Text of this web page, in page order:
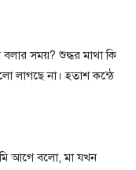
সময়? শুদ্ধর মাথা কি
লাগছে না। হতাশ কন্ঠে
আগে বলো, মা যখন